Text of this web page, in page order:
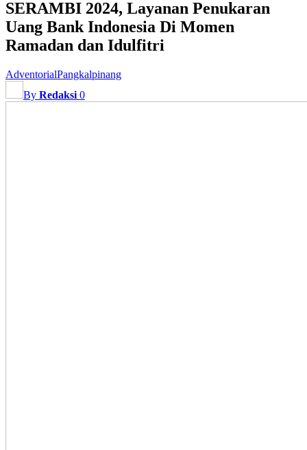
SERAMBI 2024, Layanan Penukaran
Uang Bank Indonesia Di Momen
Ramadan dan Idulfitri
AdventorialPangkalpinang
By Redaksi 0